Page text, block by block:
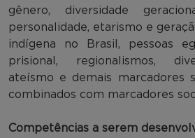
gênero, diversidade
personalidade, etarismo e
indígena no Brasil, pessoas
prisional, regionalismos,
ateísmo e demais marcadores
combinados com marcadores
Competências a serem